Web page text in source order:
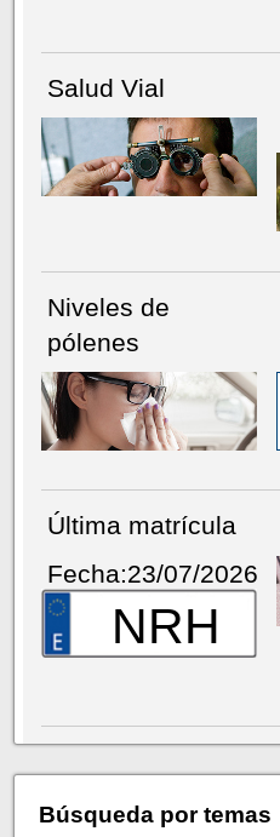
Salud Vial
Niveles de
pólenes
Última matrícula
Fecha:23/07/2026
NRH
Búsqueda por temas